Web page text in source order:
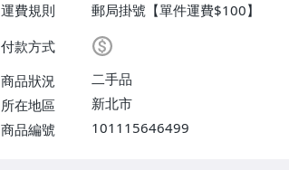
運費規則
郵局掛號【單件運費$100】
付款方式
商品狀況
二手品
所在地區
新北市
商品編號
101115646499